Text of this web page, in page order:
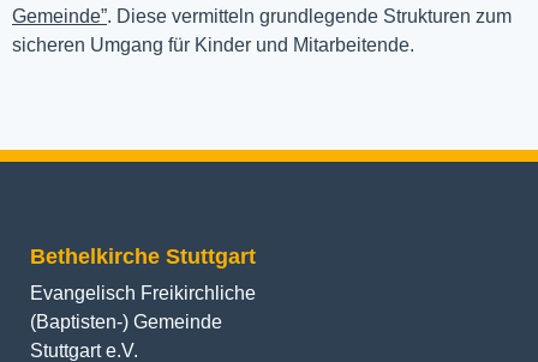
Gemeinde”. Diese vermitteln grundlegende Strukturen zum
sicheren Umgang für Kinder und Mitarbeitende.
Bethelkirche Stuttgart
Evangelisch Freikirchliche
(Baptisten-) Gemeinde
Stuttgart e.V.